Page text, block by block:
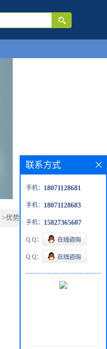
>优势品种>
联系方式
手机： 18071128681
手机： 18071128683
手机： 15827365607
Q Q：
Q Q：